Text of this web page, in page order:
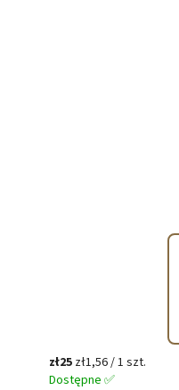
zł25 zł1,56 / 1 szt.
Dostępne ✅